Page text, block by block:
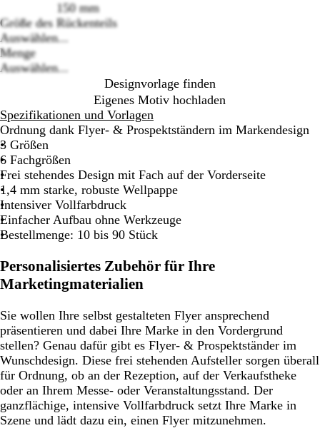
150 mm
Größe des Rückenteils
Auswählen...
Menge
Auswählen...
Designvorlage finden
Eigenes Motiv hochladen
Spezifikationen und Vorlagen
Ordnung dank Flyer- & Prospektständern im Markendesign
3 Größen
6 Fachgrößen
Frei stehendes Design mit Fach auf der Vorderseite
1,4 mm starke, robuste Wellpappe
Intensiver Vollfarbdruck
Einfacher Aufbau ohne Werkzeuge
Bestellmenge: 10 bis 90 Stück
Personalisiertes Zubehör für Ihre
Marketingmaterialien
Sie wollen Ihre selbst gestalteten Flyer ansprechend
präsentieren und dabei Ihre Marke in den Vordergrund
stellen? Genau dafür gibt es Flyer- & Prospektständer im
Wunschdesign. Diese frei stehenden Aufsteller sorgen überall
für Ordnung, ob an der Rezeption, auf der Verkaufstheke
oder an Ihrem Messe- oder Veranstaltungsstand. Der
ganzflächige, intensive Vollfarbdruck setzt Ihre Marke in
Szene und lädt dazu ein, einen Flyer mitzunehmen.